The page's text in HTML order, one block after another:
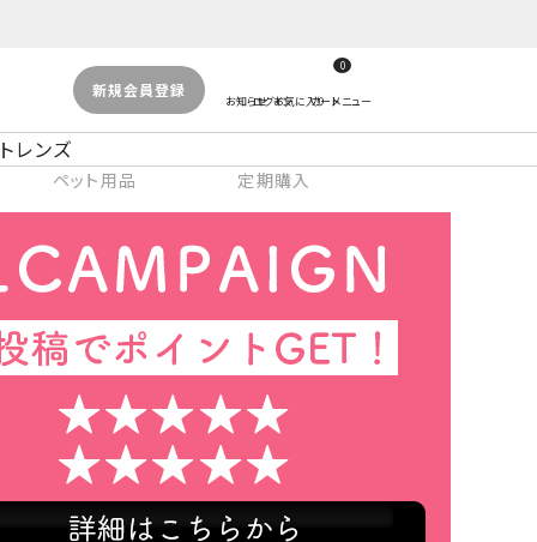
新規会員登録
0
レンズ
ペット用品 定期購入